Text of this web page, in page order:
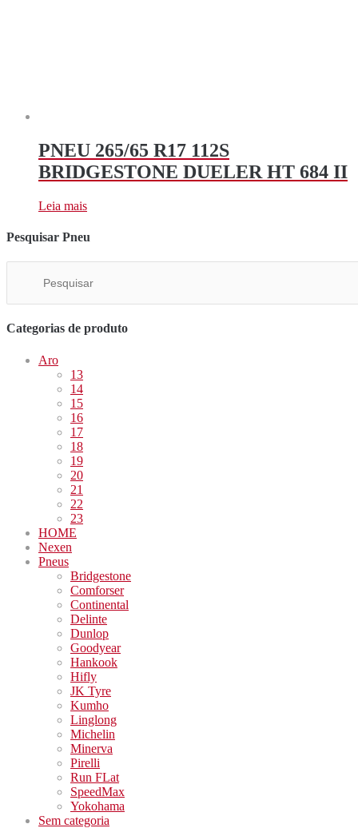
PNEU 265/65 R17 112S
BRIDGESTONE DUELER HT 684 II
Leia mais
Pesquisar Pneu
Categorias de produto
Aro
13
14
15
16
17
18
19
20
21
22
23
HOME
Nexen
Pneus
Bridgestone
Comforser
Continental
Delinte
Dunlop
Goodyear
Hankook
Hifly
JK Tyre
Kumho
Linglong
Michelin
Minerva
Pirelli
Run FLat
SpeedMax
Yokohama
Sem categoria